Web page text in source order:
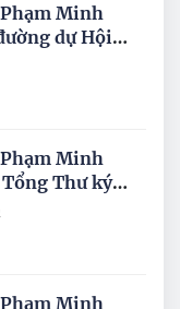
Minh
dự Hội
đỉnh G7 mở
Minh
Thư ký
Minh